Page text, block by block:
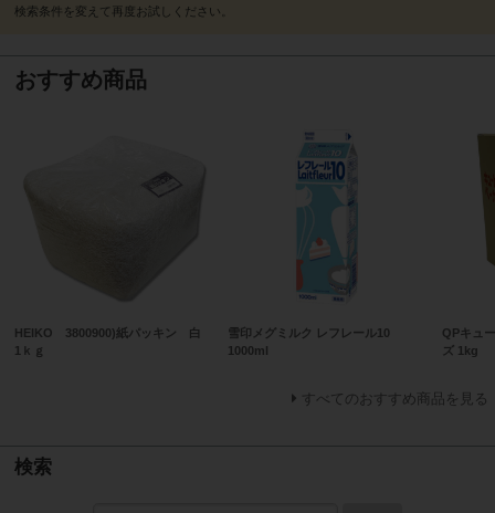
おすすめ商品
HEIKO 3800900)紙パッキン 白
1ｋｇ
雪印メグミルク レフレール10
1000ml
QPキュ
ズ 1kg
すべてのおすすめ商品を見る
検索